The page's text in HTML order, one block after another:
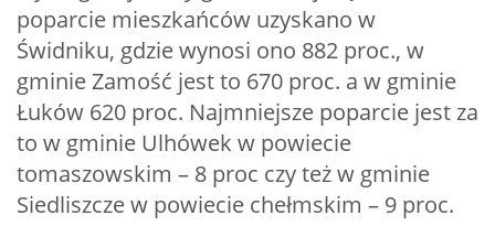
poparcie mieszkańców uzyskano w
Świdniku, gdzie wynosi ono 882 proc., w
gminie Zamość jest to 670 proc. a w gminie
Łuków 620 proc. Najmniejsze poparcie jest za
to w gminie Ulhówek w powiecie
tomaszowskim – 8 proc czy też w gminie
Siedliszcze w powiecie chełmskim – 9 proc.